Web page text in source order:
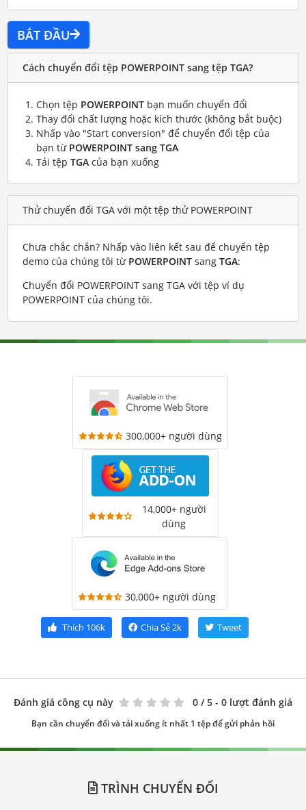
BẮT ĐẦU
Cách chuyển đổi tệp POWERPOINT sang tệp TGA?
Chọn tệp POWERPOINTbạn muốn chuyển đổi
Thay đổi chất lượng hoặc kích thước (không bắt buộc)
Nhấp vào "Start conversion" để chuyển đổi tệp của
bạn từ POWERPOINT sang TGA
Tải tệp TGAcủa bạn xuống
Thử chuyển đổi TGA với một tệp thử POWERPOINT
Chưa chắc chắn? Nhấp vào liên kết sau để chuyển tệp
demo của chúng tôi từ POWERPOINTsang TGA:
Chuyển đổi POWERPOINT sang TGA với tệp ví dụ
POWERPOINT của chúng tôi.
300,000+ người dùng
14,000+ người
dùng
30,000+ người dùng
Thích 106k Chia Sẻ2k Tweet
Đánh giá công cụ này 0 / 5 - 0 lượt đánh giá
Bạn cần chuyển đổi và tải xuống ít nhất 1 tệp để gửi phản hồi
TRÌNH CHUYỂN ĐỔI